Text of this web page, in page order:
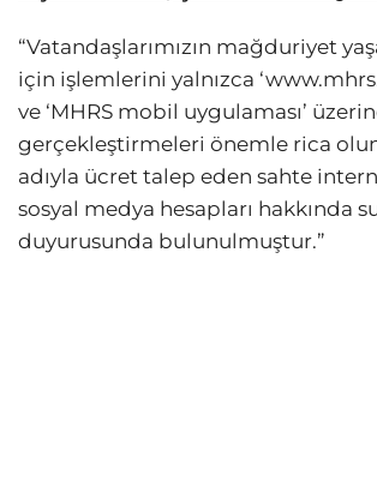
“Vatandaşlarımızın mağduriyet
için işlemlerini yalnızca
ve ‘MHRS mobil uygulaması’
gerçekleştirmeleri önemle rica
adıyla ücret talep eden sahte
sosyal medya hesapları hakkında
duyurusunda bulunulmuştur.”